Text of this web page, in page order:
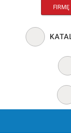
FIRMĘ